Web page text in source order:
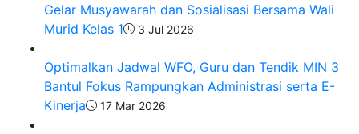
Gelar Musyawarah dan Sosialisasi Bersama Wali
Murid Kelas 1
3 Jul 2026
Optimalkan Jadwal WFO, Guru dan Tendik MIN 3
Bantul Fokus Rampungkan Administrasi serta E-
Kinerja
17 Mar 2026